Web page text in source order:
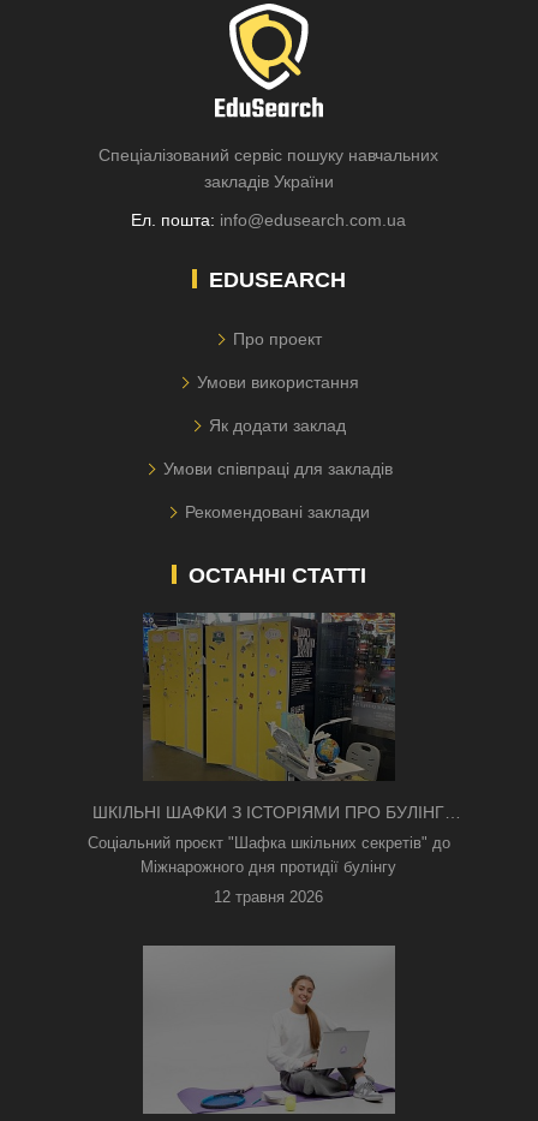
Спеціалізований сервіс пошуку навчальних
закладів України
Ел. пошта: info@edusearch.com.ua
EDUSEARCH
Про проект
Умови використання
Як додати заклад
Умови співпраці для закладів
Рекомендовані заклади
ОСТАННІ СТАТТІ
ШКІЛЬНІ ШАФКИ З ІСТОРІЯМИ ПРО БУЛІНГ
З'ЯВИЛИСЯ В КИЄВІ
Соціальний проєкт "Шафка шкільних секретів" до
Міжнарожного дня протидії булінгу
12 травня 2026